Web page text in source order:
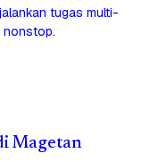
tugas multi-
nonstop.
Magetan